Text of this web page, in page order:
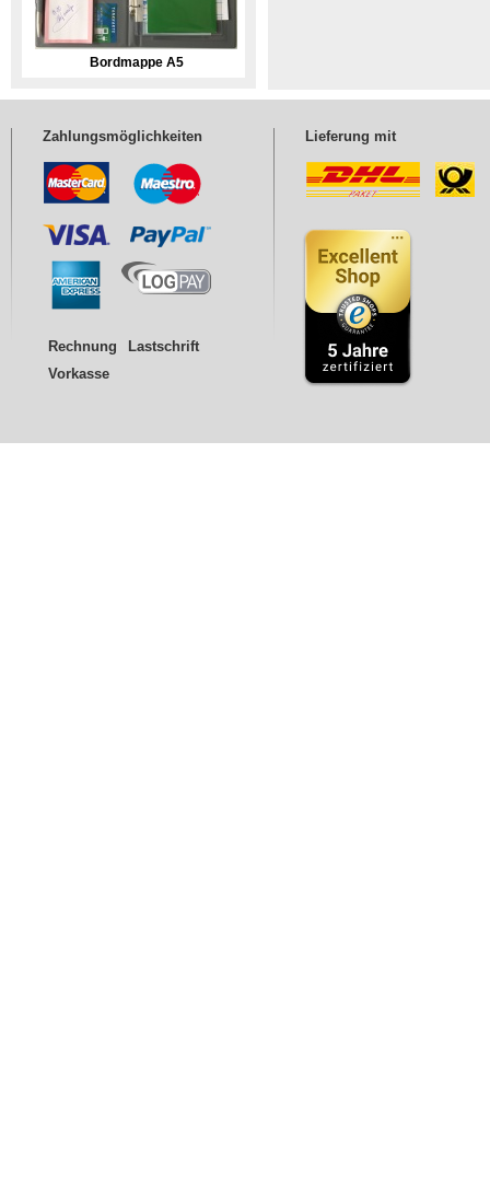
Bordmappe A5
Zahlungsmöglichkeiten
Rechnung
Lastschrift
Vorkasse
Lieferung mit